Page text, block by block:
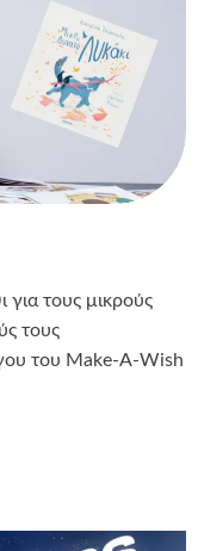
για τους μικρούς
τους
του Make-A-Wish